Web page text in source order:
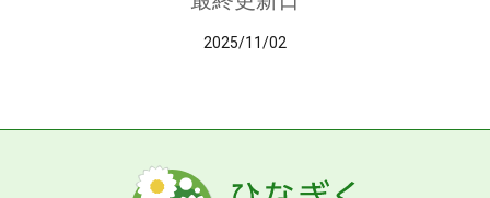
2025/11/02